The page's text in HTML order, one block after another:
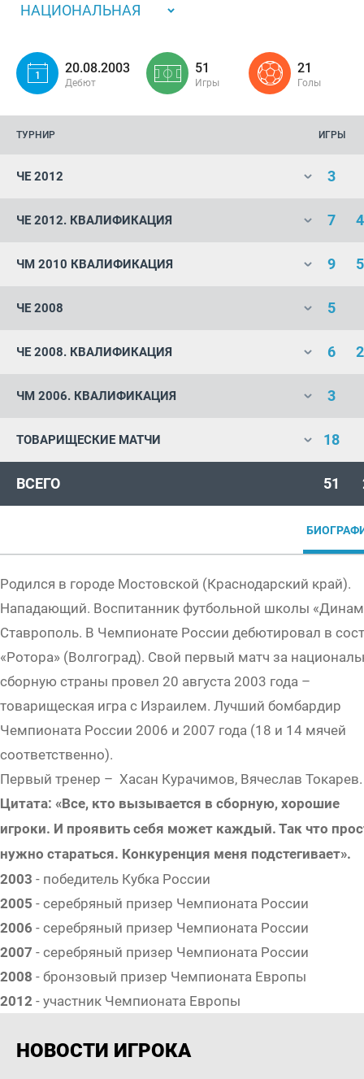
НАЦИОНАЛЬНАЯ
20.08.2003
Дебют
51
Игры
21
Голы
ТУРНИР ИГРЫ
ЧЕ 2012 3
ЧЕ 2012. КВАЛИФИКАЦИЯ 7
ЧМ 2010 КВАЛИФИКАЦИЯ 9
ЧЕ 2008 5
ЧЕ 2008. КВАЛИФИКАЦИЯ 6
ЧМ 2006. КВАЛИФИКАЦИЯ 3
ТОВАРИЩЕСКИЕ МАТЧИ 18
ВСЕГО 51
Родился в городе Мостовской (Краснодарский край).
Нападающий. Воспитанник футбольной школы
Ставрополь. В Чемпионате России дебютировал в
«Ротора» (Волгоград). Свой первый матч за
сборную страны провел 20 августа 2003 года –
товарищеская игра с Израилем. Лучший бомбардир
Чемпионата России 2006 и 2007 года (18 и 14 мячей
соответственно).
Первый тренер – Хасан Курачимов, Вячеслав Токарев.
Цитата: «Все, кто вызывается в сборную, хорошие
игроки. И проявить себя может каждый. Так что
нужно стараться. Конкуренция меня подстегивает».
2003 - победитель Кубка России
2005 - серебряный призер Чемпионата России
2006 - серебряный призер Чемпионата России
2007 - серебряный призер Чемпионата России
2008 - бронзовый призер Чемпионата Европы
2012 - участник Чемпионата Европы
НОВОСТИ ИГРОКА